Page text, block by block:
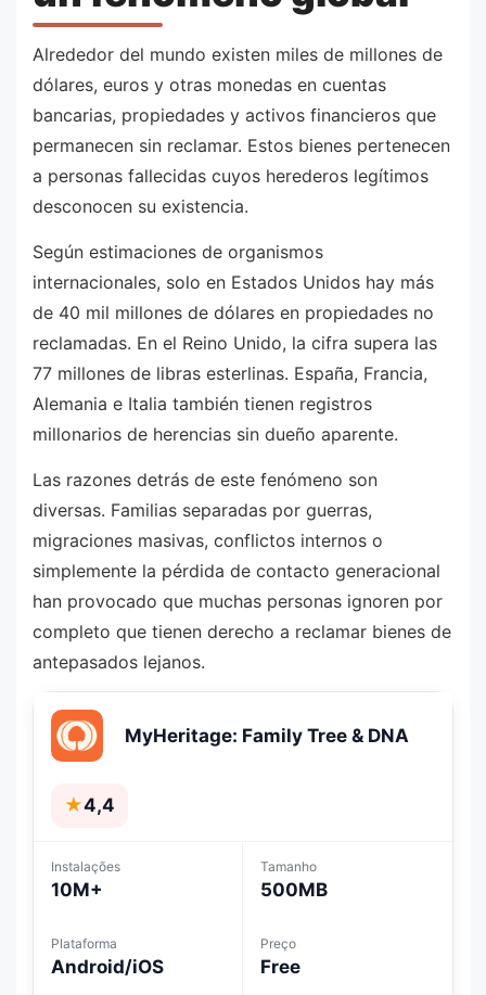
Alrededor del mundo existen miles de millones de
dólares, euros y otras monedas en cuentas
bancarias, propiedades y activos financieros que
permanecen sin reclamar. Estos bienes pertenecen
a personas fallecidas cuyos herederos legítimos
desconocen su existencia.
Según estimaciones de organismos
internacionales, solo en Estados Unidos hay más
de 40 mil millones de dólares en propiedades no
reclamadas. En el Reino Unido, la cifra supera las
77 millones de libras esterlinas. España, Francia,
Alemania e Italia también tienen registros
millonarios de herencias sin dueño aparente.
Las razones detrás de este fenómeno son
diversas. Familias separadas por guerras,
migraciones masivas, conflictos internos o
simplemente la pérdida de contacto generacional
han provocado que muchas personas ignoren por
completo que tienen derecho a reclamar bienes de
antepasados lejanos.
MyHeritage: Family Tree & DNA
★4,4
Instalações
10M+
Tamanho
500MB
Plataforma
Android/iOS
Preço
Free